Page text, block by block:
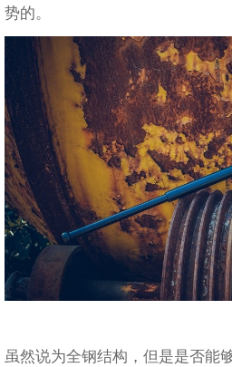
势的。
虽然说为全钢结构，但是是否能